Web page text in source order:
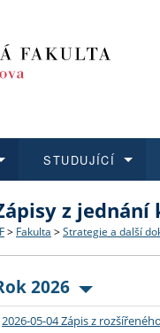
Struktura a historie
Strategie a další
Podpora a benefity pro
Co studovat a jak se
Učitelské studijní
Informace k průběhu
STUDUJÍCÍ
Bakalářské a magisterské
Doktorské studium
Rigorózní řízení
O vědě a výzkumu na FF
Akademické kvalifikace
Granty a projekty
Aktuální nabídky a
Vyjíždějící studenti
Přijíždějící studenti
z jednání
> Fakulta > Strategie a další
2026
2026-05-04 Zápis z